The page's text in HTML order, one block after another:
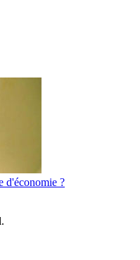
d'économie ?